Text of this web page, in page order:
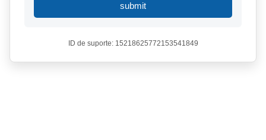
submit
ID de suporte: 15218625772153541849